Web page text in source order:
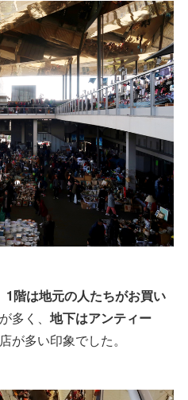
1階は地元の人たちがお買い
多く、 地下はアンティー
が多い印象でした。